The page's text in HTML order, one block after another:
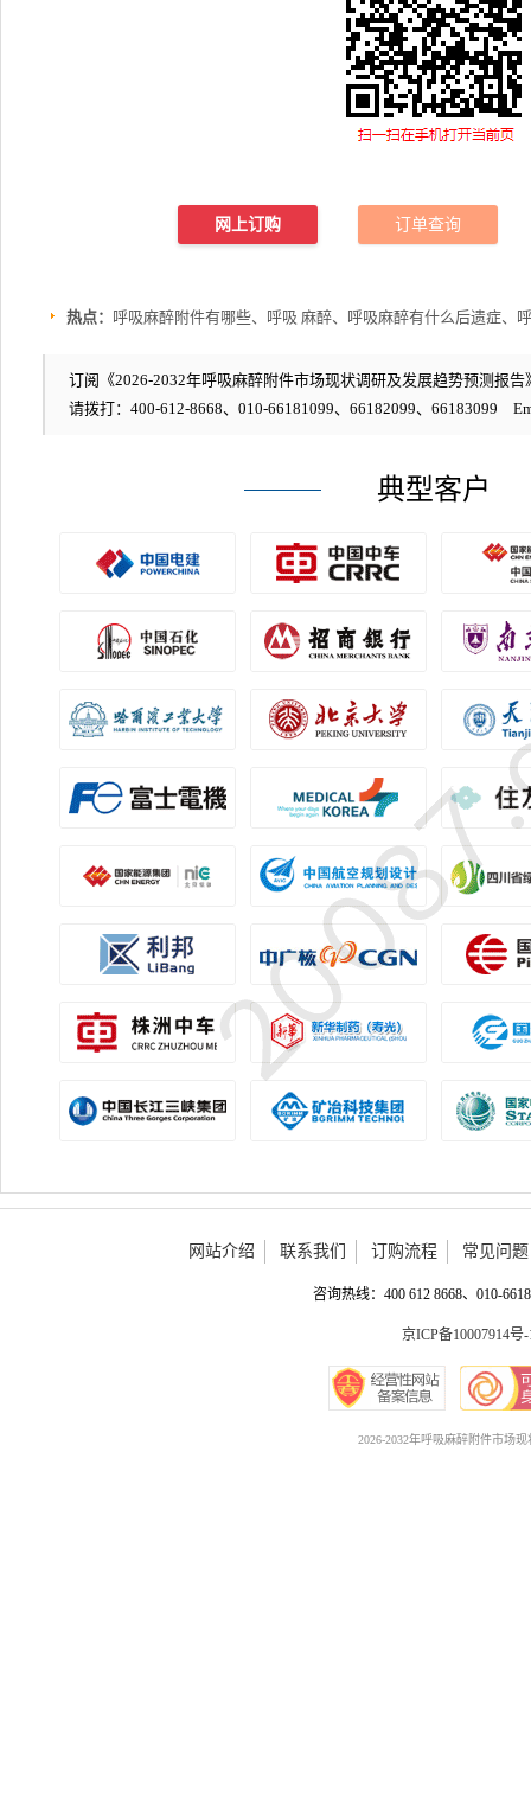
网上订购 订单查询
热点： 呼吸麻醉附件有哪些、呼吸 麻醉、呼吸麻醉有什么后遗症、
订阅《2026-2032年呼吸麻醉附件市场现状调研及发展趋势预测报告
请拨打：400-612-8668、010-66181099、66182099、66183099
典型客户
网站介绍 联系我们 订购流程 常见问题
咨询热线：400 612 8668、010-
京ICP备10007914号-
2026-2032年呼吸麻醉附件市场